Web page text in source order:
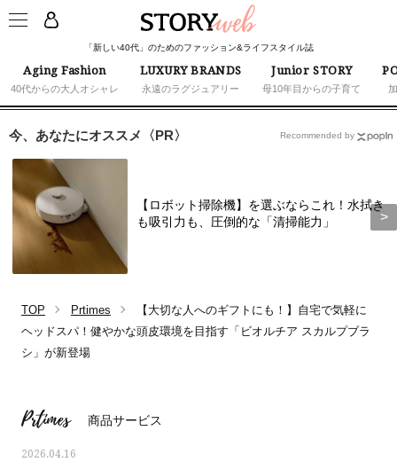
「新しい40代」のためのファッション&ライフスタイル誌
Aging Fashion
40代からの大人オシャレ
LUXURY BRANDS
永遠のラグジュアリー
Junior STORY
母10年目からの子育て
今、あなたにオススメ〈PR〉
【ロボット掃除機】を選ぶならこれ！水拭き
も吸引力も、圧倒的な「清掃能力」
Recommended by
TOP Prtimes
【大切な人へのギフトにも！】自宅で気軽に
ヘッドスパ！健やかな頭皮環境を目指す「ビオルチア スカルプブラ
シ」が新登場
Prtimes 商品サービス
2026.04.16